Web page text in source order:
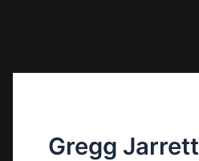
Gregg Jarrett